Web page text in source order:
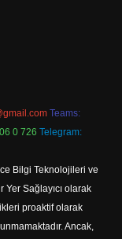
Teams:
0 726 Telegram:
Bilgi Teknolojileri ve
Yer Sağlayıcı olarak
proaktif olarak
Ancak,